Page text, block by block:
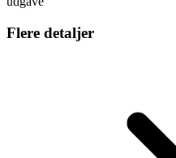
Flere detaljer